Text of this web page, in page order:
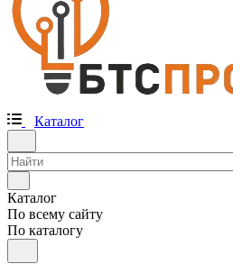
Каталог
Каталог
По всему сайту
По каталогу